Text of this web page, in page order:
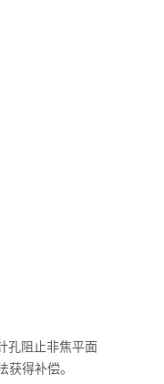
孔阻止非焦平面
得补偿。